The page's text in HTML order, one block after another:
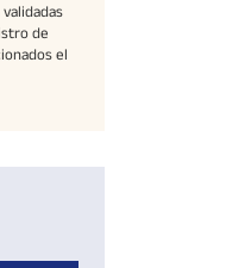
de
el